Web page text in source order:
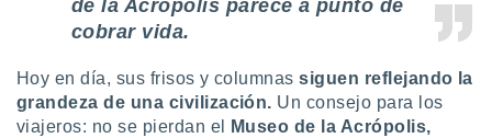
únicos
similares
de la Acrópolis parece a punto de
cobrar vida.
Hoy en día, sus frisos y columnas siguen reflejando la
grandeza de una civilización. Un consejo para los
viajeros: no se pierdan el
Museo de la Acrópolis,